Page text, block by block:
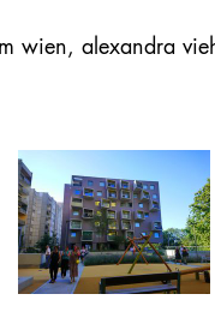
wien, alexandra